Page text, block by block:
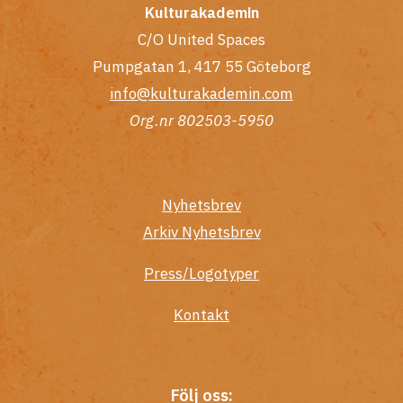
Kulturakademin
C/O United Spaces
Pumpgatan 1, 417 55 Göteborg
info@kulturakademin.com
Org.nr 802503-5950
Nyhetsbrev
Arkiv Nyhetsbrev
Press/Logotyper
Kontakt
Följ oss: